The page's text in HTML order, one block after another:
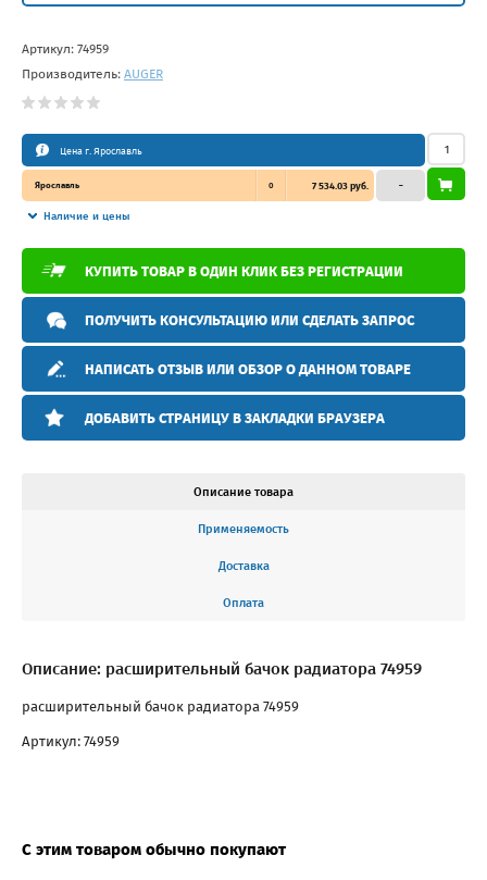
Артикул: 74959
Производитель: AUGER
Цена г. Ярославль
Ярославль 0 7 534.03 руб.
Наличие и цены
–
КУПИТЬ ТОВАР В ОДИН КЛИК БЕЗ РЕГИСТРАЦИИ
ПОЛУЧИТЬ КОНСУЛЬТАЦИЮ ИЛИ СДЕЛАТЬ ЗАПРОС
НАПИСАТЬ ОТЗЫВ ИЛИ ОБЗОР О ДАННОМ ТОВАРЕ
ДОБАВИТЬ СТРАНИЦУ В ЗАКЛАДКИ БРАУЗЕРА
Описание товара
Применяемость
Доставка
Оплата
Описание: расширительный бачок радиатора 74959
расширительный бачок радиатора 74959
Артикул: 74959
С этим товаром обычно покупают